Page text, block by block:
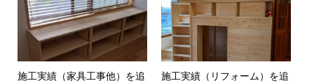
施工実績（家具工事他）を追
施工実績（リフォーム）を追